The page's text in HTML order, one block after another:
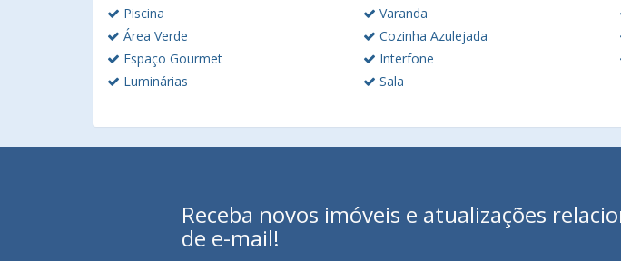
Piscina
Varanda
Área Verde
Cozinha Azulejada
Espaço Gourmet
Interfone
Luminárias
Sala
Receba novos imóveis e atualizações
de e-mail!